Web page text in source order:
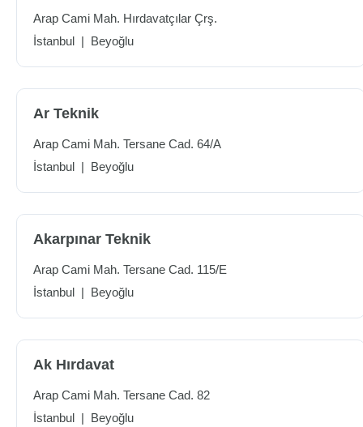
Arap Cami Mah. Hırdavatçılar Çrş.
İstanbul | Beyoğlu
Ar Teknik
Arap Cami Mah. Tersane Cad. 64/A
İstanbul | Beyoğlu
Akarpınar Teknik
Arap Cami Mah. Tersane Cad. 115/E
İstanbul | Beyoğlu
Ak Hırdavat
Arap Cami Mah. Tersane Cad. 82
İstanbul | Beyoğlu